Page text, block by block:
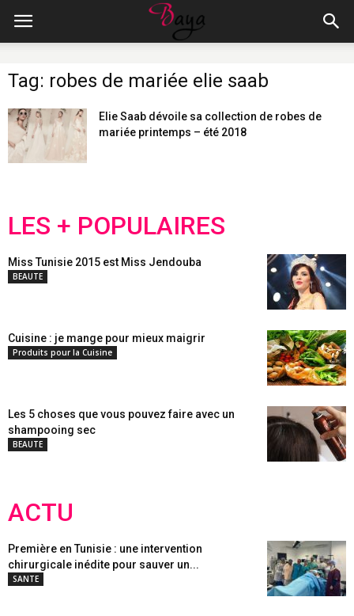
Tag: robes de mariée elie saab
Elie Saab dévoile sa collection de robes de
mariée printemps – été 2018
LES + POPULAIRES
Miss Tunisie 2015 est Miss Jendouba
BEAUTE
Cuisine : je mange pour mieux maigrir
Produits pour la Cuisine
Les 5 choses que vous pouvez faire avec un
shampooing sec
BEAUTE
ACTU
Première en Tunisie : une intervention
chirurgicale inédite pour sauver un...
SANTE